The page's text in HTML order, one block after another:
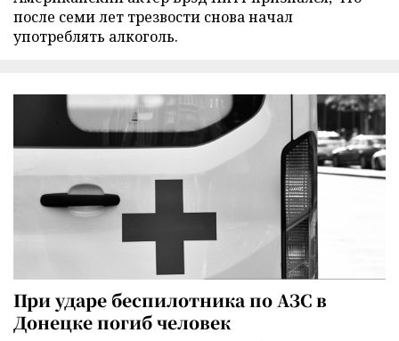
после семи лет трезвости снова начал
употреблять алкоголь.
При ударе беспилотника по АЗС в
Донецке погиб человек